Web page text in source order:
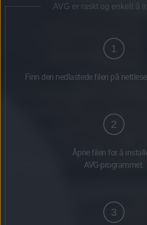
AVG er raskt og enkelt å
1
Finn den nedlastede filen på
2
Åpne filen for å
AVG-programmet.
3